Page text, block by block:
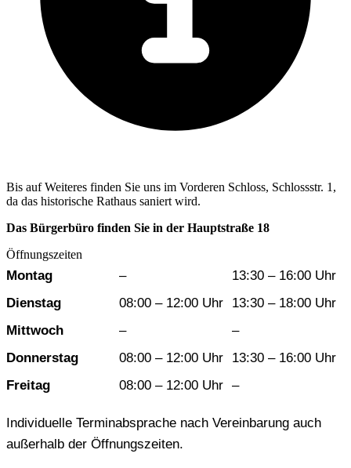
Bis auf Weiteres finden Sie uns im Vorderen Schloss, Schlossstr. 1,
da das historische Rathaus saniert wird.
Das Bürgerbüro finden Sie in der Hauptstraße 18
Öffnungszeiten
Wochentag Vormittag
Montag –
13:30 – 16:00 Uhr
Dienstag
08:00 – 12:00 Uhr
13:30 – 18:00 Uhr
Mittwoch
–
–
Donnerstag
08:00 – 12:00 Uhr
13:30 – 16:00 Uhr
Freitag
08:00 – 12:00 Uhr –
Individuelle Terminabsprache nach Vereinbarung auch
außerhalb der Öffnungszeiten.